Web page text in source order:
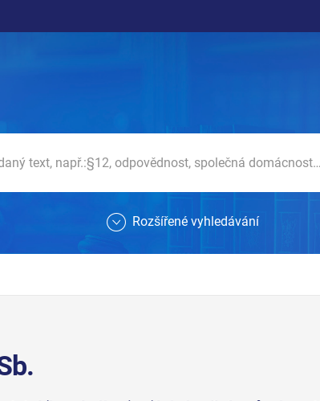
Rozšířené vyhledávání